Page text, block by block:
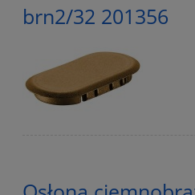
brn2/32 201356